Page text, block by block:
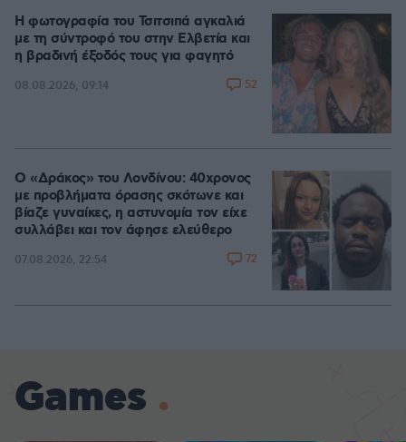
Η φωτογραφία του Τσιτσιπά αγκαλιά
με τη σύντροφό του στην Ελβετία και
η βραδινή έξοδός τους για φαγητό
08.08.2026, 09:14 52
Ο «Δράκος» του Λονδίνου: 40χρονος
με προβλήματα όρασης σκότωνε και
βίαζε γυναίκες, η αστυνομία τον είχε
συλλάβει και τον άφησε ελεύθερο
07.08.2026, 22:54 72
Games